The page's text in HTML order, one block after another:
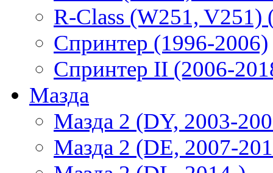
R-Class (W251, V251)
Спринтер (1996-2006)
Спринтер II (2006-
Мазда
Мазда 2 (DY, 2003-
Мазда 2 (DE, 2007-